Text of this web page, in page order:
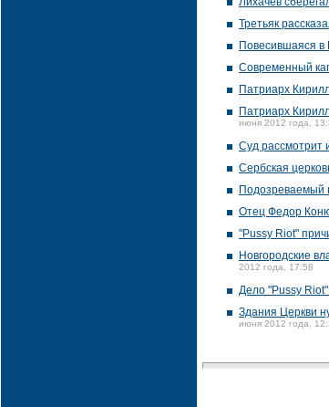
Третьяк
Повесившаяся в
Современный
Патриарх
Патриарх
июня 2012 года,
Суд рассмотрит
Сербская
Подозреваемый
Отец Федор
"Pussy Riot"
Новгородские
2012 года, 17:58
Дело "Pussy
Здания Церкви
июня 2012 года,